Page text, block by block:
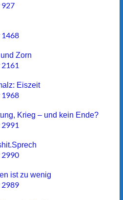
927
1468
Zorn
2161
Eiszeit
1968
Krieg – und kein Ende?
2991
2990
ist zu wenig
2989